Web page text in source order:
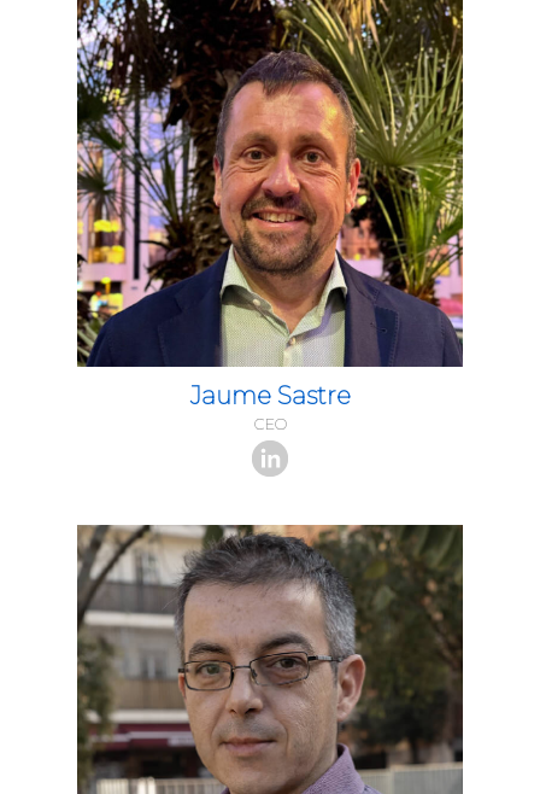
Jaume Sastre
CEO